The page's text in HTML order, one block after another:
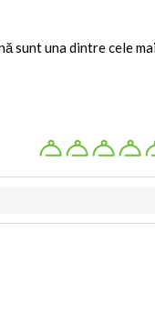
sunt una dintre cele